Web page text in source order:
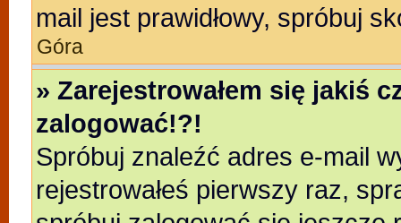
mail jest prawidłowy, spróbuj
Góra
» Zarejestrowałem się jakiś
zalogować!?!
Spróbuj znaleźć adres e-mail
rejestrowałeś pierwszy raz,